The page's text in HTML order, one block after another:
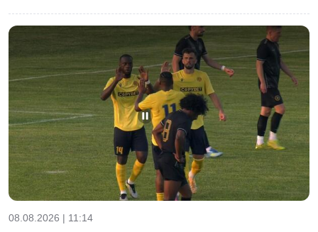
08.08.2026 | 11:14